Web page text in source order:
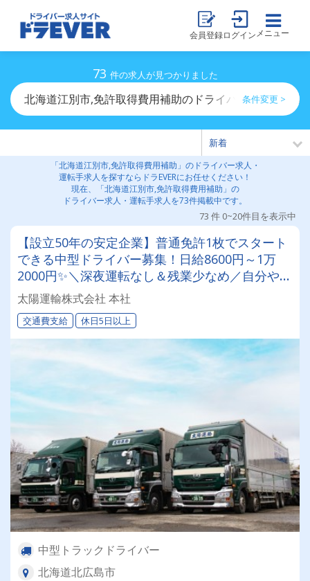
会員登録ログイン メニュー
73 件の求人が見つかりました
北海道江別市,免許取得費用補助のドライバー求人・運転
条件変更 >
「北海道江別市,免許取得費用補助」のドライバー求人・
運転手求人を探すならドラEVERにお任せください！
現在、「北海道江別市,免許取得費用補助」の
ドライバー求人・運転手求人を73件掲載中です。
73 件 0~20件目を表示中
【設立50年の安定企業】普通免許1枚でスタート
できる中型ドライバー募集！日給8600円～1万
2000円✨＼深夜運転なし＆残業少なめ／自分や家
族との時間を大切にしながら働けます♪ ★一人一
台の専用車両
太陽運輸株式会社 本社
交通費支給 休日5日以上
中型トラックドライバー
北海道北広島市